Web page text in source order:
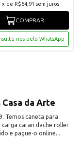
x de R$64,91 sem juros
COMPRAR
nos pelo WhatsApp
Casa da Arte
Temos caneta para
caran dache roller
e pague-o online...